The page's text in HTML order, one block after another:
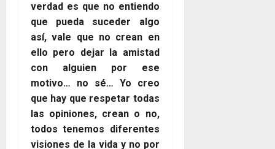
verdad es que no entiendo
que pueda suceder algo
así, vale que no crean en
ello pero dejar la amistad
con alguien por ese
motivo… no sé… Yo creo
que hay que respetar todas
las opiniones, crean o no,
todos tenemos diferentes
visiones de la vida y no por